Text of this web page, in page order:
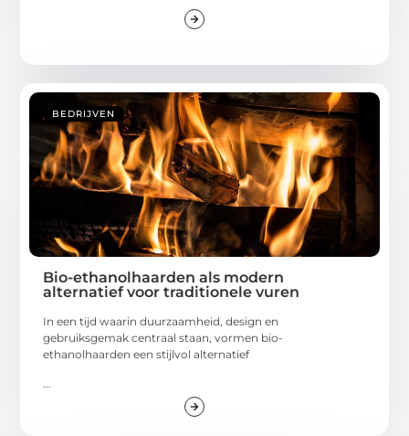
BEDRIJVEN
Bio-ethanolhaarden als modern
alternatief voor traditionele vuren
In een tijd waarin duurzaamheid, design en
gebruiksgemak centraal staan, vormen bio-
ethanolhaarden een stijlvol alternatief
...